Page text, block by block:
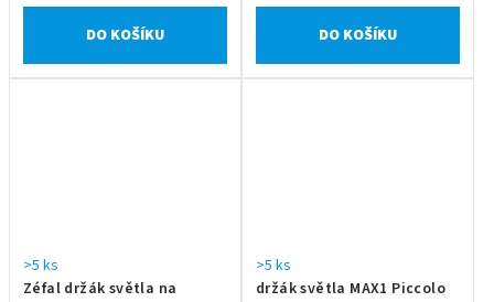
DO KOŠÍKU DO KOŠÍKU
Zéfal držák světla na
>5 ks
držák světla MAX1 Piccolo
>5 ks